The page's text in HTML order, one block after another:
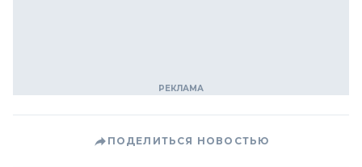
ПОДЕЛИТЬСЯ НОВОСТЬЮ